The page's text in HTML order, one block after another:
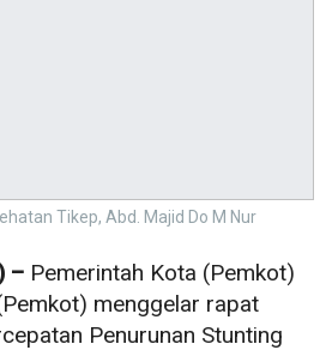
Tikep, Abd. Majid Do M Nur
– Pemerintah Kota (Pemkot)
menggelar rapat
Penurunan Stunting